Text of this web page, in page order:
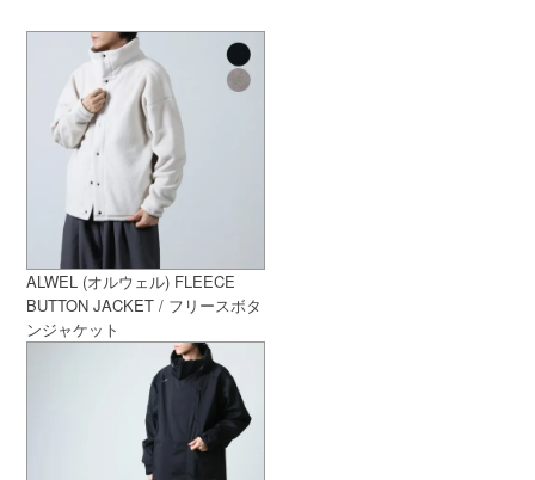
ALWEL (オルウェル) FLEECE
BUTTON JACKET / フリースボタ
ンジャケット